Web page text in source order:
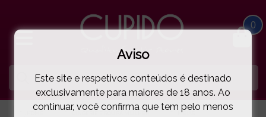
0
LINGERIE E ROUPA MULHER MEIAS
Aviso
Este site e respetivos conteúdos é destinado
exclusivamente para maiores de 18 anos. Ao
continuar, você confirma que tem pelo menos